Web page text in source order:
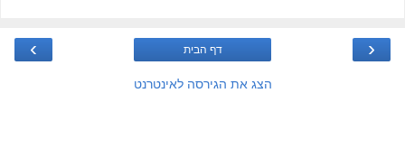
‹
› דף הבית
הצג את הגירסה לאינטרנט